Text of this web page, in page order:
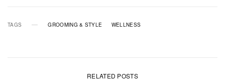
TAGS GROOMING & STYLE WELLNESS
RELATED POSTS